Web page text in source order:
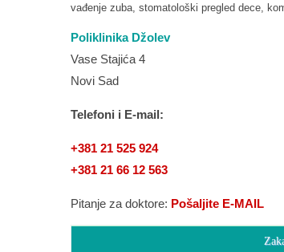
vađenje zuba, stomatološki pregled dece,
Poliklinika Džolev
Vase Stajića 4
Novi Sad
Telefoni i E-mail:
+381 21 525 924
+381 21 66 12 563
Pitanje za doktore: Pošaljite E-MAIL